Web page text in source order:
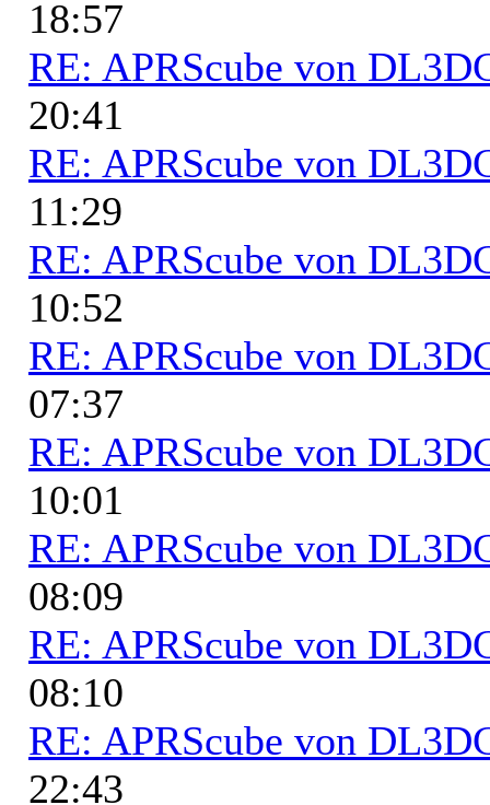
18:57
RE: APRScube von
20:41
RE: APRScube von
11:29
RE: APRScube von
10:52
RE: APRScube von
07:37
RE: APRScube von
10:01
RE: APRScube von
08:09
RE: APRScube von
08:10
RE: APRScube von
22:43